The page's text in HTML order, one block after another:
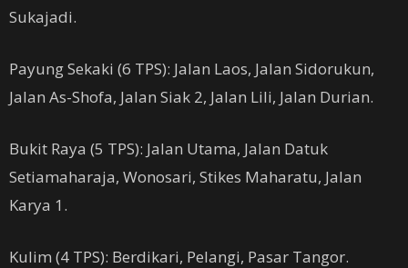
Sukajadi.
Payung Sekaki (6 TPS): Jalan Laos, Jalan Sidorukun,
Jalan As-Shofa, Jalan Siak 2, Jalan Lili, Jalan Durian.
Bukit Raya (5 TPS): Jalan Utama, Jalan Datuk
Setiamaharaja, Wonosari, Stikes Maharatu, Jalan
Karya 1.
Kulim (4 TPS): Berdikari, Pelangi, Pasar Tangor.